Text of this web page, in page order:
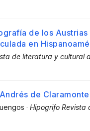
de los Austrias
en
de literatura y cultural
de Claramonte
· Hipogrifo Revista